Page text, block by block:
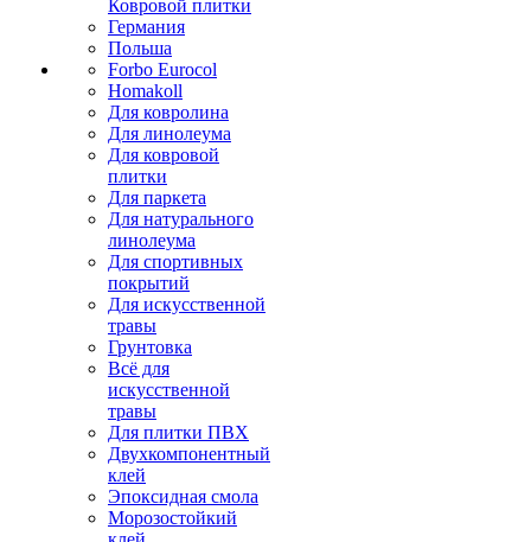
Ковровой плитки
Германия
Польша
Forbo Eurocol
Homakoll
Для ковролина
Для линолеума
Для ковровой
плитки
Для паркета
Для натурального
линолеума
Для спортивных
покрытий
Для искусственной
травы
Грунтовка
Всё для
искусственной
травы
Для плитки ПВХ
Двухкомпонентный
клей
Эпоксидная смола
Морозостойкий